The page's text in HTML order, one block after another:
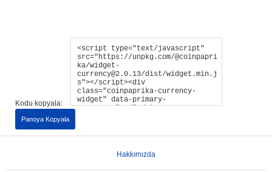
Kodu kopyala:
Panoya Kopyala
Hakkımızda